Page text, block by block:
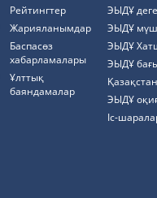
Рейтингтер
Жарияланымдар
Баспасөз
хабарламалары
Ұлттық
баяндамалар
ЭЫДҰ
ЭЫДҰ
ЭЫДҰ
ЭЫДҰ
ЭЫДҰ
Іс-